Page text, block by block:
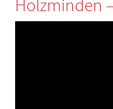
Holzminden